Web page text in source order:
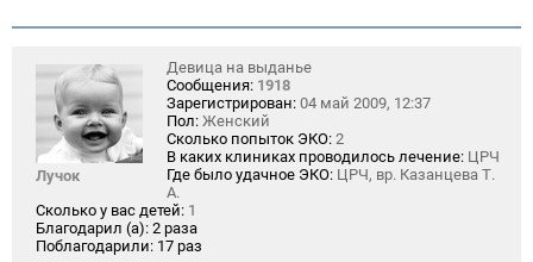
Лучок
Девица на выданье
Сообщения: 1918
Зарегистрирован: 04 май 2009, 12:37
Пол: Женский
Сколько попыток ЭКО: 2
В каких клиниках проводилось лечение: ЦРЧ
Где было удачное ЭКО: ЦРЧ, вр. Казанцева Т.
А.
Сколько у вас детей: 1
Благодарил (а): 2 раза
Поблагодарили: 17 раз